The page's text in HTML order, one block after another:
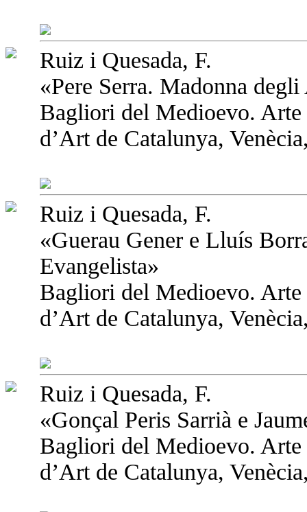
Ruiz i Quesada, F.
«Pere Serra. Madonna
Bagliori del Medioevo.
d’Art de Catalunya,
Ruiz i Quesada, F.
«Guerau Gener e Lluís
Evangelista»
Bagliori del Medioevo.
d’Art de Catalunya,
Ruiz i Quesada, F.
«Gonçal Peris Sarrià e
Bagliori del Medioevo.
d’Art de Catalunya,